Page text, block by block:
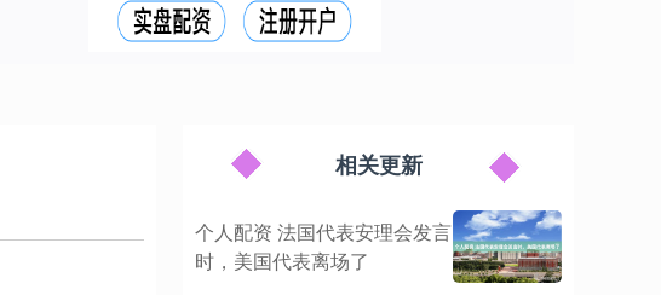
相关更新
个人配资 法国代表安理会发言
时，美国代表离场了